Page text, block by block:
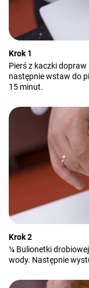
Krok 1
Pierś z kaczki
następnie wstaw do
15 minut.
Krok 2
¼ Bulionetki drobiowej
wody. Następnie